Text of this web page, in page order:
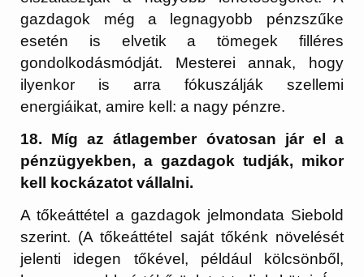
gazdagok még a legnagyobb pénzszűke
esetén is elvetik a tömegek filléres
gondolkodásmódját. Mesterei annak, hogy
ilyenkor is arra fókuszálják szellemi
energiáikat, amire kell: a nagy pénzre.
18. Míg az átlagember óvatosan jár el a
pénzügyekben, a gazdagok tudják, mikor
kell kockázatot vállalni.
A tőkeáttétel a gazdagok jelmondata Siebold
szerint. (A tőkeáttétel saját tőkénk növelését
jelenti idegen tőkével, például kölcsönből,